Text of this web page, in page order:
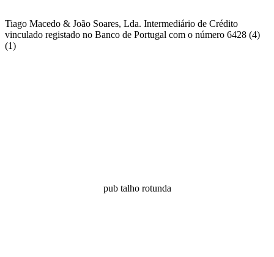
Tiago Macedo & João Soares, Lda. Intermediário de Crédito
vinculado registado no Banco de Portugal com o número 6428 (4)
(1)
pub talho rotunda